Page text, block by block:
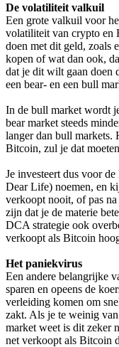
De volatiliteit valkuil
Een grote valkuil voor
volatiliteit van crypto en
doen met dit geld, zoals
kopen of wat dan ook,
dat je dit wilt gaan doen
een bear- en een bull
In de bull market wordt
bear market steeds
langer dan bull markets.
Bitcoin, zul je dat
Je investeert dus voor
Dear Life) noemen, en
verkoopt nooit, of pas
zijn dat je de materie
DCA strategie ook
verkoopt als Bitcoin
Het paniekvirus
Een andere belangrijke
sparen en opeens de
verleiding komen om
zakt. Als je te weinig
market weet is dit zeker
net verkoopt als Bitcoin